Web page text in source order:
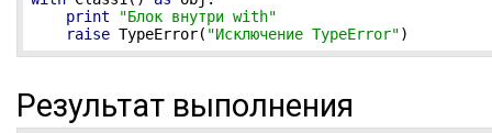
print
"Блок внутри with"
raise TypeError( "Исключение TypeError")
Результат выполнения